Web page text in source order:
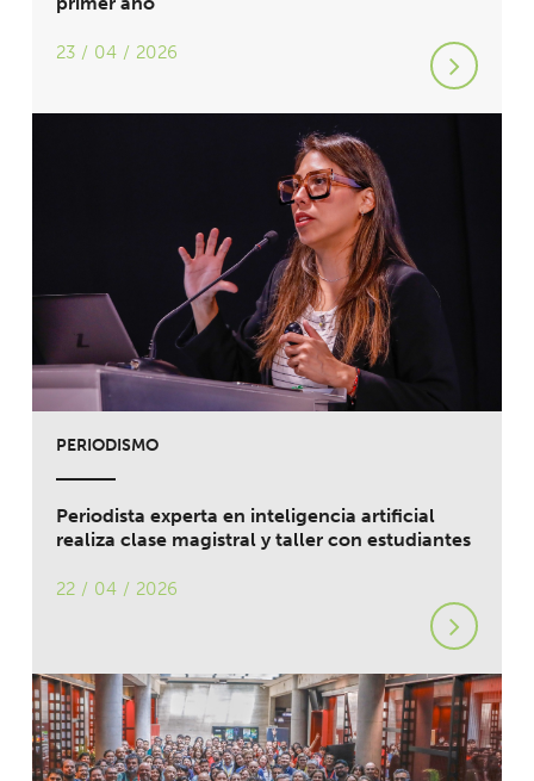
23 / 04 / 2026
PERIODISMO
Periodista experta en inteligencia artificial
realiza clase magistral y taller con estudiantes
22 / 04 / 2026